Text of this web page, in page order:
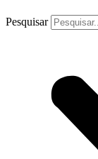
Pesquisar